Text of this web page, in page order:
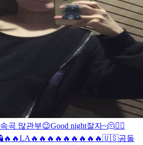
곡 많관부😉Good night잘자~🫠❤️‍🔥
🔥🔥LA🔥🔥🔥🔥🔥🔥🔥🔥🔥🇺🇸곰돌